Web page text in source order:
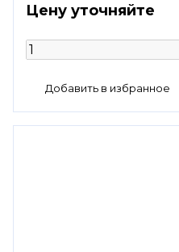
Цену уточняйте